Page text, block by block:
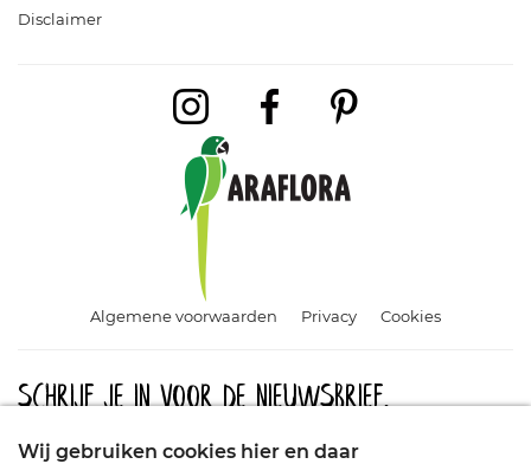
Disclaimer
Algemene voorwaarden Privacy Cookies
Schrijf je in voor de nieuwsbrief.
Meld u aan en blijf op de hoogte van aanbiedingen, promoties
Wij gebruiken cookies hier en daar